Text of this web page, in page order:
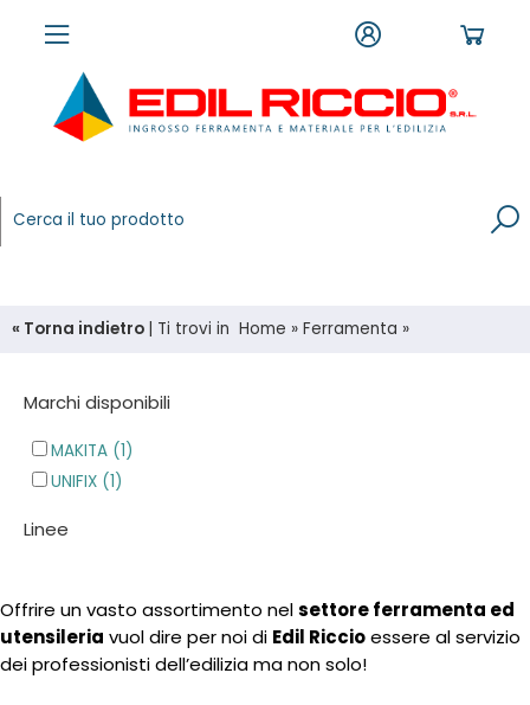
« Torna indietro Ti trovi in Home » Ferramenta »
Marchi disponibili
MAKITA (1)
UNIFIX (1)
Linee
Offrire un vasto assortimento nelsettore ferramenta ed
utensileria vuol dire per noi di Edil Riccioessere al servizio
dei professionisti dell’edilizia ma non solo!